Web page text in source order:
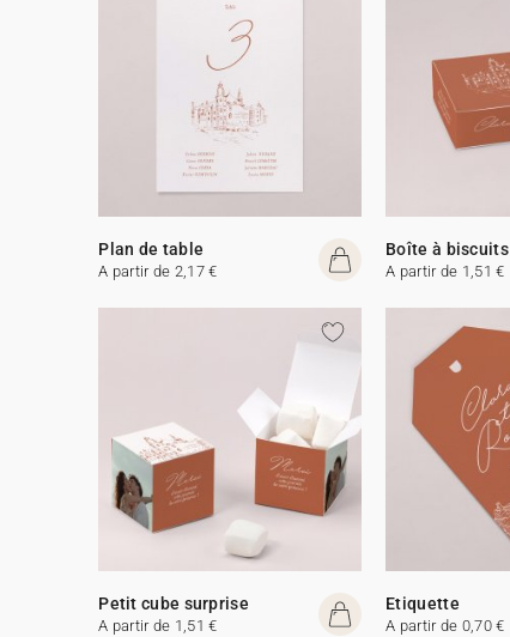
Plan de table
A partir de 2,17 €
Boîte à biscuits
A partir de 1,51 €
Petit cube surprise
A partir de 1,51 €
Etiquette
A partir de 0,70 €